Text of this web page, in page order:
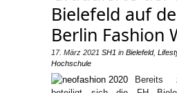
Bielefeld auf
Berlin Fashion
17. März 2021 SH1 in Bielefeld,
Hochschule
Bereits